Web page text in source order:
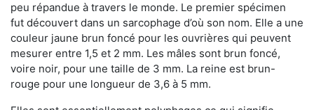
peu répandue à travers le monde. Le premier spécimen
fut découvert dans un sarcophage d’où son nom. Elle a une
couleur jaune brun foncé pour les ouvrières qui peuvent
mesurer entre 1,5 et 2 mm. Les mâles sont brun foncé,
voire noir, pour une taille de 3 mm. La reine est brun-
rouge pour une longueur de 3,6 à 5 mm.